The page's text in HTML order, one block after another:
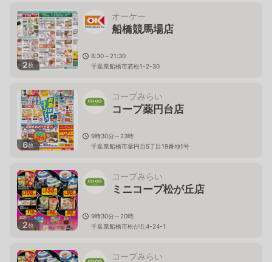
2枚
オーケー
船橋競馬場店
8:30～21:30
千葉県船橋市若松1-2-30
6枚
コープみらい
コープ薬円台店
9時30分～23時
千葉県船橋市薬円台5丁目19番地1号
2枚
コープみらい
ミニコープ松が丘店
9時30分～20時
千葉県船橋市松が丘4-24-1
コープみらい